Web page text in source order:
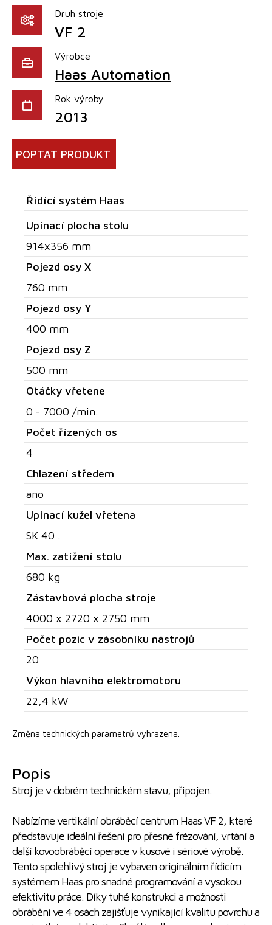
Druh stroje
VF 2
Výrobce
Haas Automation
Rok výroby
2013
POPTAT PRODUKT
Řídící systém Haas
Upínací plocha stolu
914x356 mm
Pojezd osy X
760 mm
Pojezd osy Y
400 mm
Pojezd osy Z
500 mm
Otáčky vřetene
0 - 7000 /min.
Počet řízených os
4
Chlazení středem
ano
Upínací kužel vřetena
SK 40 .
Max. zatížení stolu
680 kg
Zástavbová plocha stroje
4000 x 2720 x 2750 mm
Počet pozic v zásobníku nástrojů
20
Výkon hlavního elektromotoru
22,4 kW
Změna technických parametrů vyhrazena.
Popis
Stroj je v dobrém technickém stavu, připojen.
Nabízíme vertikální obráběcí centrum Haas VF 2, které
představuje ideální řešení pro přesné frézování, vrtání a
další kovoobráběcí operace v kusové i sériové výrobě.
Tento spolehlivý stroj je vybaven originálním řídicím
systémem Haas pro snadné programování a vysokou
efektivitu práce. Díky tuhé konstrukci a možnosti
obrábění ve 4 osách zajišťuje vynikající kvalitu povrchu a